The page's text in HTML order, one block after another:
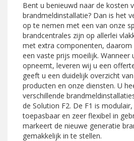
Bent u benieuwd naar de kosten
brandmeldinstallatie? Dan is het
op te nemen met een van onze
brandcentrales zijn op allerlei
met extra componenten, daarom
een vaste prijs moeilijk. Wanneer
opneemt, leveren wij u een
geeft u een duidelijk overzicht
producten en onze diensten. U
verschillende
de Solution F2. De F1 is
toepasbaar en zeer flexibel in
markeert de nieuwe generatie
gemakkelijk in te stellen.